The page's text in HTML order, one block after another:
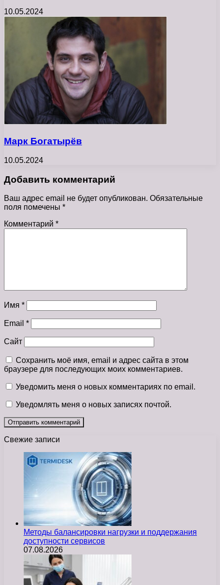
10.05.2024
Марк Богатырёв
10.05.2024
Добавить комментарий
Ваш адрес email не будет опубликован. Обязательные
поля помечены *
Комментарий *
Имя *
Email *
Сайт
Сохранить моё имя, email и адрес сайта в этом
браузере для последующих моих комментариев.
Уведомить меня о новых комментариях по email.
Уведомлять меня о новых записях почтой.
Свежие записи
Методы балансировки нагрузки и поддержания
доступности сервисов
07.08.2026